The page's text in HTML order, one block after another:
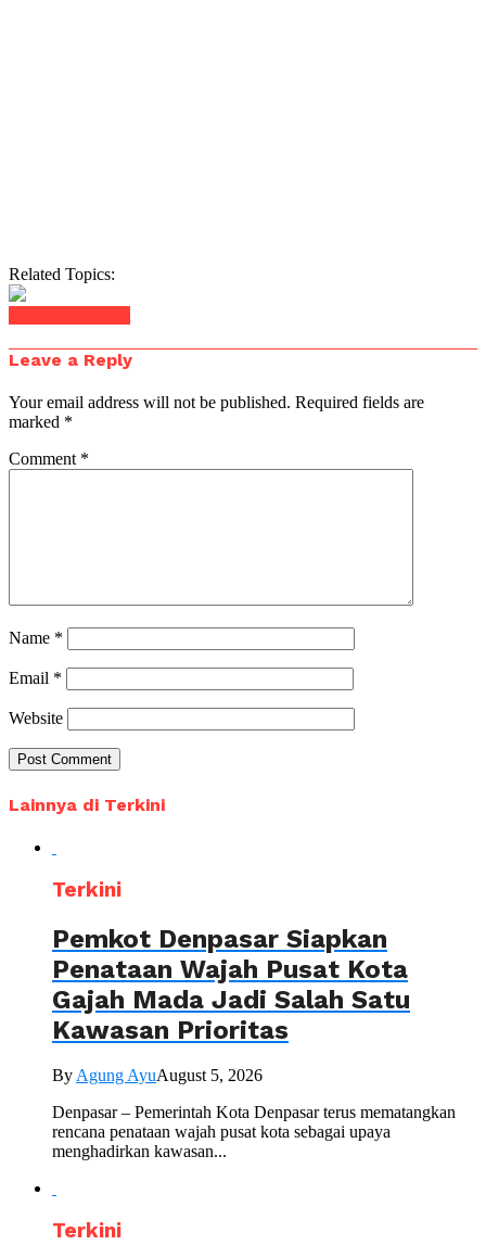
Related Topics:
Leave a Reply
Your email address will not be published. Required fields are
marked *
Comment *
Name *
Email *
Website
Lainnya di Terkini
Terkini
Pemkot Denpasar Siapkan
Penataan Wajah Pusat Kota
Gajah Mada Jadi Salah Satu
Kawasan Prioritas
ByAgung AyuAugust 5, 2026
Denpasar – Pemerintah Kota Denpasar terus mematangkan
rencana penataan wajah pusat kota sebagai upaya
menghadirkan kawasan...
Terkini